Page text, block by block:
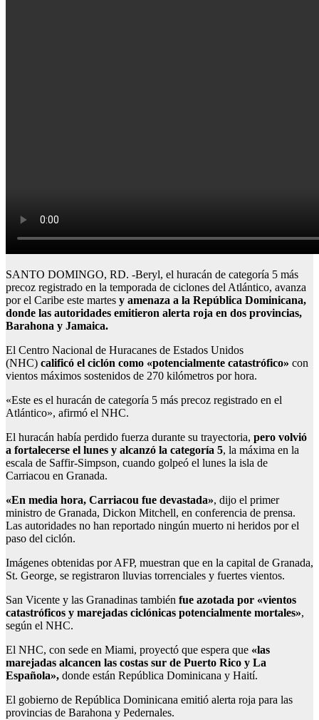
SANTO DOMINGO, RD. -Beryl, el huracán de categoría 5 más
precoz registrado en la temporada de ciclones del Atlántico, avanza
por el Caribe este martes y amenaza a la República Dominicana,
donde las autoridades emitieron alerta roja en dos provincias,
Barahona y Jamaica.
El Centro Nacional de Huracanes de Estados Unidos
(NHC) calificó el ciclón como «potencialmente catastrófico» con
vientos máximos sostenidos de 270 kilómetros por hora.
«Este es el huracán de categoría 5 más precoz registrado en el
Atlántico», afirmó el NHC.
El huracán había perdido fuerza durante su trayectoria, pero volvió
a fortalecerse el lunes y alcanzó la categoría 5, la máxima en la
escala de Saffir-Simpson, cuando golpeó el lunes la isla de
Carriacou en Granada.
«En media hora, Carriacou fue devastada», dijo el primer
ministro de Granada, Dickon Mitchell, en conferencia de prensa.
Las autoridades no han reportado ningún muerto ni heridos por el
paso del ciclón.
Imágenes obtenidas por AFP, muestran que en la capital de Granada,
St. George, se registraron lluvias torrenciales y fuertes vientos.
San Vicente y las Granadinas también fue azotada por «vientos
catastróficos y marejadas ciclónicas potencialmente mortales»,
según el NHC.
El NHC, con sede en Miami, proyectó que espera que «las
marejadas alcancen las costas sur de Puerto Rico y La
Española», donde están República Dominicana y Haití.
El gobierno de República Dominicana emitió alerta roja para las
provincias de Barahona y Pedernales.